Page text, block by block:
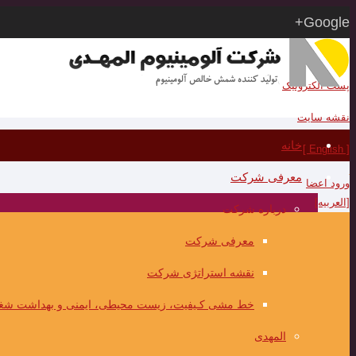
Google+
RSS
پست الکترونیک
نقشه سایت
[ English ] خانه
معرفی شرکت
درباره شرکت
معرفی شرکت
نقشه استراتژی شرکت
خط مشی کـیفیت، زیست محیطی، ایمنی و بهداشت
المهدی
ورود اعضا
[العربیه]